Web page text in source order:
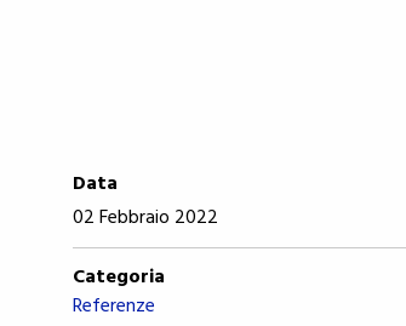
Data
02 Febbraio 2022
Categoria
Referenze